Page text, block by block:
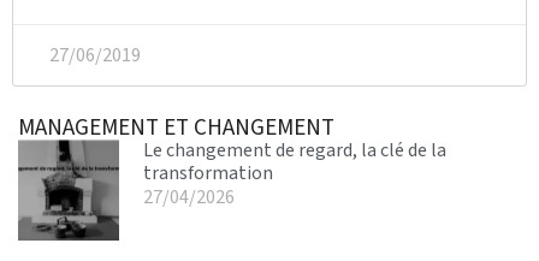
27/06/2019
MANAGEMENT ET CHANGEMENT
Le changement de regard, la clé de la
transformation
27/04/2026